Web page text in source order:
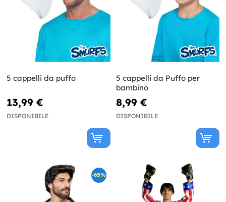
5 cappelli da puffo
13,99 €
DISPONIBILE
5 cappelli da Puffo per
bambino
8,99 €
DISPONIBILE
-65%